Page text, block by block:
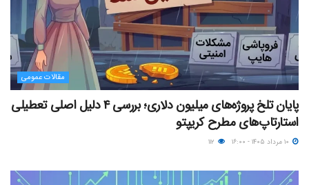
مقالات عمومی
پایان تلخ پروژه‌های میلیون دلاری؛ بررسی ۴ دلیل اصلی تعطیلی
استارتاپ‌های مطرح کریپتو